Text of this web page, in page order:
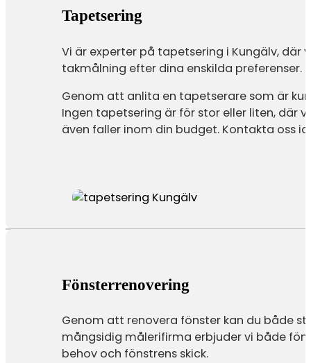
Tapetsering
Vi är experter på tapetsering i Kungälv,
takmålning efter dina enskilda preferenser.
Genom att anlita en tapetserare som är
Ingen tapetsering är för stor eller liten, där
även faller inom din budget. Kontakta oss
Fönsterrenovering
Genom att renovera fönster kan du både
mångsidig målerifirma erbjuder vi både
behov och fönstrens skick.